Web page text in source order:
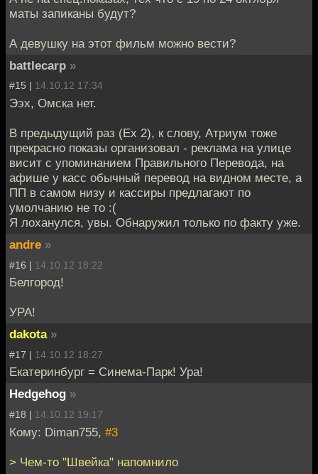
маты запиканы будут?
А девушку на этот фильм можно вести?
battlecarp »
#15 | 14.10.12 17:34
Ээх, Омска нет.
В предыдущий раз (Ex 2), к слову, Атриум тоже
прекрасно показы организовал - реклама на улице
висит с упоминанием Правильного Перевода, на
афише у касс обычный перевод на видном месте, а
ПП в самом низу и кассиры предлагают по
умолчанию не то :(
Я лоханулся, увы. Обнаружил только по факту уже.
andre »
#16 | 14.10.12 18:22
Белгород!
УРА!
dakota »
#17 | 14.10.12 18:27
Екатеринбург = Синема-Парк! Ура!
Hedgehog »
#18 | 14.10.12 19:17
Кому: Diman755, #3
> Чем-то "Швейка" напомнило